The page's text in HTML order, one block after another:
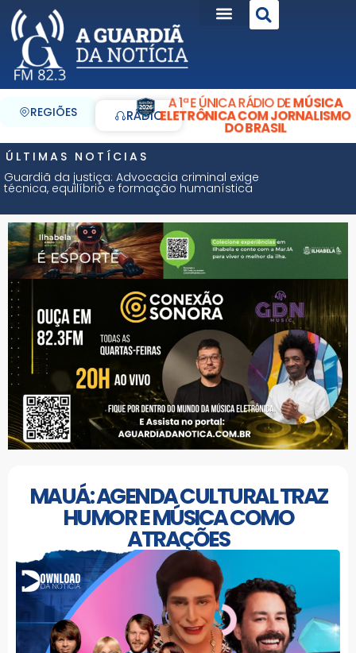
REGIÕES RÁDIO
A 1ª E ÚNICA RÁDIO DEMÚSICA
ELETRÔNICA COM JORNALISMO
DO BRASIL
ÚLTIMAS NOTÍCIAS
Guardiã da justiça: Advocacia criminal exige
técnica, equilíbrio e formação humanística
MAUÁ: AGENDA CULTURAL TRAZ
HUMOR E MÚSICA COMO
ATRAÇÕES